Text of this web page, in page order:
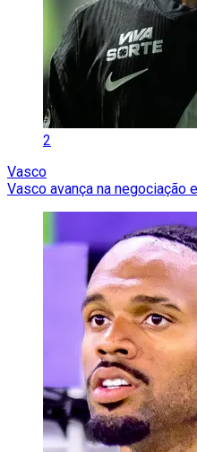
2
Vasco
Vasco avança na negociação